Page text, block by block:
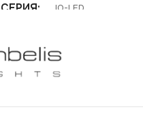
СЕРИЯ IQ-LED
НАПРЕЖЕНИЕ (V)